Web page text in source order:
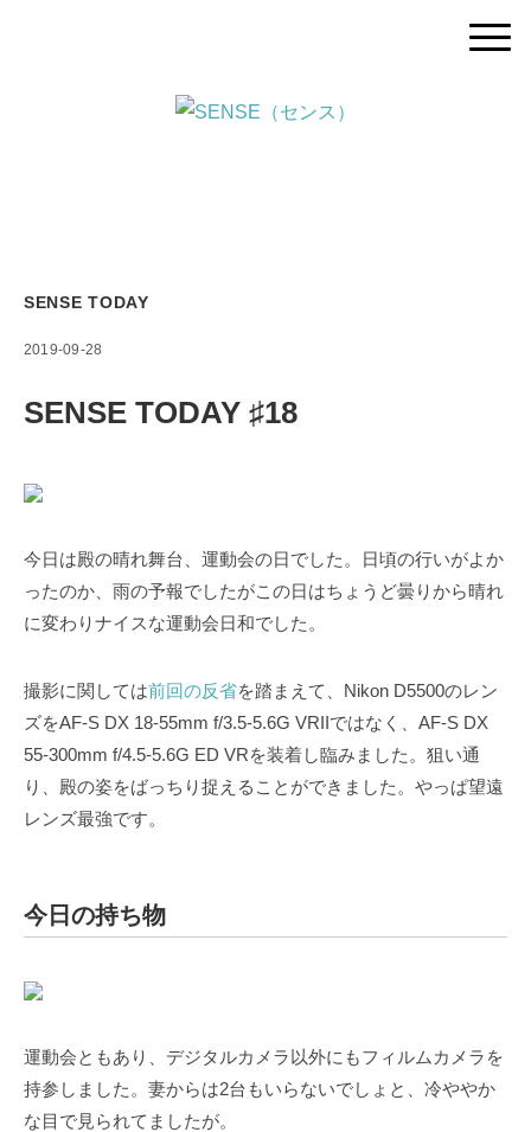
SENSE TODAY
2019-09-28
SENSE TODAY ♯18
今日は殿の晴れ舞台、運動会の日でした。日頃の行いがよか
ったのか、雨の予報でしたがこの日はちょうど曇りから晴れ
に変わりナイスな運動会日和でした。
撮影に関しては前回の反省を踏まえて、Nikon D5500のレン
ズをAF-S DX 18-55mm f/3.5-5.6G VRIIではなく、AF-S DX
55-300mm f/4.5-5.6G ED VRを装着し臨みました。狙い通
り、殿の姿をばっちり捉えることができました。やっぱ望遠
レンズ最強です。
今日の持ち物
運動会ともあり、デジタルカメラ以外にもフィルムカメラを
持参しました。妻からは2台もいらないでしょと、冷ややか
な目で見られてましたが。